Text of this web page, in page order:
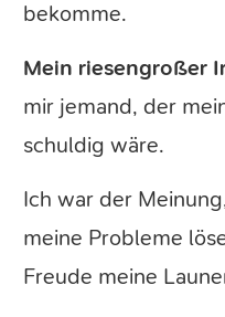
bekomme.
Mein riesengroßer
mir jemand, der
schuldig wäre.
Ich war der
meine Probleme
Freude meine